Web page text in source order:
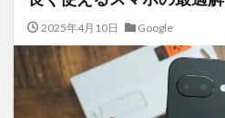
2025年4月10日 Google